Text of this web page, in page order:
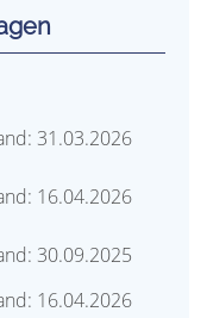
31.03.2026
16.04.2026
30.09.2025
16.04.2026